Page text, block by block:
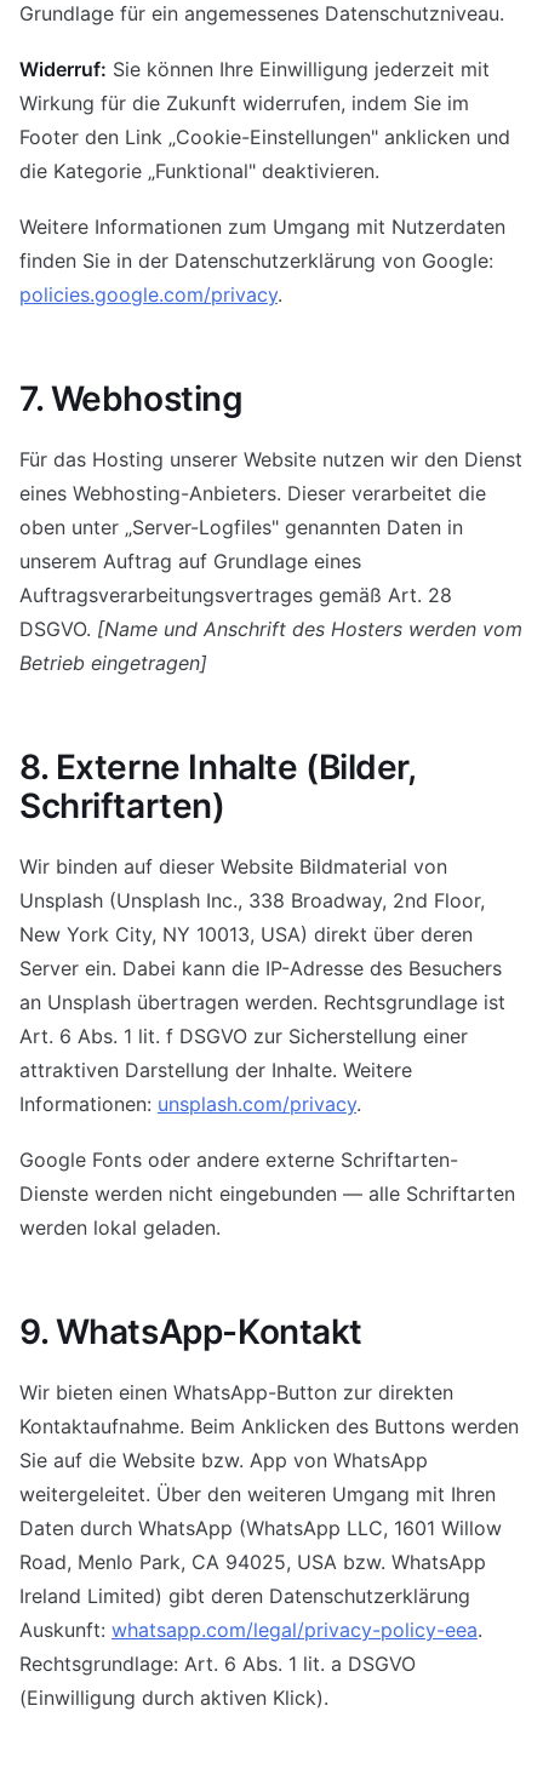
Grundlage für ein angemessenes Datenschutzniveau.
Widerruf: Sie können Ihre Einwilligung jederzeit mit
Wirkung für die Zukunft widerrufen, indem Sie im
Footer den Link „Cookie-Einstellungen" anklicken und
die Kategorie „Funktional" deaktivieren.
Weitere Informationen zum Umgang mit Nutzerdaten
finden Sie in der Datenschutzerklärung von Google:
policies.google.com/privacy.
7. Webhosting
Für das Hosting unserer Website nutzen wir den Dienst
eines Webhosting-Anbieters. Dieser verarbeitet die
oben unter „Server-Logfiles" genannten Daten in
unserem Auftrag auf Grundlage eines
Auftragsverarbeitungsvertrages gemäß Art. 28
DSGVO. [Name und Anschrift des Hosters werden vom
Betrieb eingetragen]
8. Externe Inhalte (Bilder,
Schriftarten)
Wir binden auf dieser Website Bildmaterial von
Unsplash (Unsplash Inc., 338 Broadway, 2nd Floor,
New York City, NY 10013, USA) direkt über deren
Server ein. Dabei kann die IP-Adresse des Besuchers
an Unsplash übertragen werden. Rechtsgrundlage ist
Art. 6 Abs. 1 lit. f DSGVO zur Sicherstellung einer
attraktiven Darstellung der Inhalte. Weitere
Informationen: unsplash.com/privacy.
Google Fonts oder andere externe Schriftarten-
Dienste werden nicht eingebunden — alle Schriftarten
werden lokal geladen.
9. WhatsApp-Kontakt
Wir bieten einen WhatsApp-Button zur direkten
Kontaktaufnahme. Beim Anklicken des Buttons werden
Sie auf die Website bzw. App von WhatsApp
weitergeleitet. Über den weiteren Umgang mit Ihren
Daten durch WhatsApp (WhatsApp LLC, 1601 Willow
Road, Menlo Park, CA 94025, USA bzw. WhatsApp
Ireland Limited) gibt deren Datenschutzerklärung
Auskunft: whatsapp.com/legal/privacy-policy-eea.
Rechtsgrundlage: Art. 6 Abs. 1 lit. a DSGVO
(Einwilligung durch aktiven Klick).